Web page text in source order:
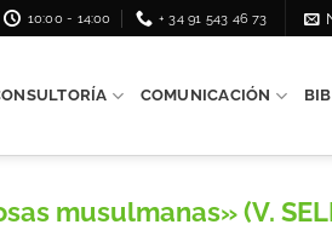
10:00 - 14:00 + 34 91 543 46 73
COMUNICACIÓN
musulmanas» (V.